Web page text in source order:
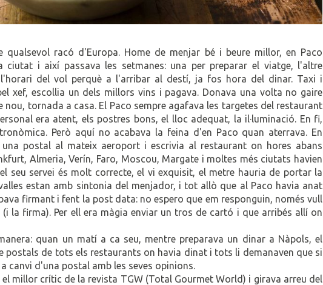
qualsevol racó d'Europa. Home de menjar bé i beure millor, en Paco
ciutat i així passava les setmanes: una per preparar el viatge, l'altre
del vol perquè a l'arribar al destí, ja fos hora del dinar. Taxi i
xef, escollia un dels millors vins i pagava. Donava una volta no gaire
tornada a casa. El Paco sempre agafava les targetes del restaurant
era atent, els postres bons, el lloc adequat, la il·luminació. En fi,
Però aquí no acabava la feina d'en Paco quan aterrava. En
postal al mateix aeroport i escrivia al restaurant on hores abans
Almeria, Verín, Faro, Moscou, Margate i moltes més ciutats havien
seu servei és molt correcte, el vi exquisit, el metre hauria de portar la
estan amb sintonia del menjador, i tot allò que al Paco havia anat
firmant i fent la post data: no espero que em responguin, només vull
la firma). Per ell era màgia enviar un tros de cartó i que arribés allí on
quan un matí a ca seu, mentre preparava un dinar a Nàpols, el
postals de tots els restaurants on havia dinat i tots li demanaven que si
canvi d'una postal amb les seves opinions.
millor crític de la revista TGW (Total Gourmet World) i girava arreu del